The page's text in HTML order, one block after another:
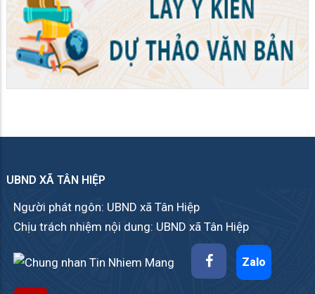
UBND XÃ TÂN HIỆP
Người phát ngôn: UBND xã Tân Hiệp
Chịu trách nhiệm nội dung: UBND xã Tân Hiệp
Zalo